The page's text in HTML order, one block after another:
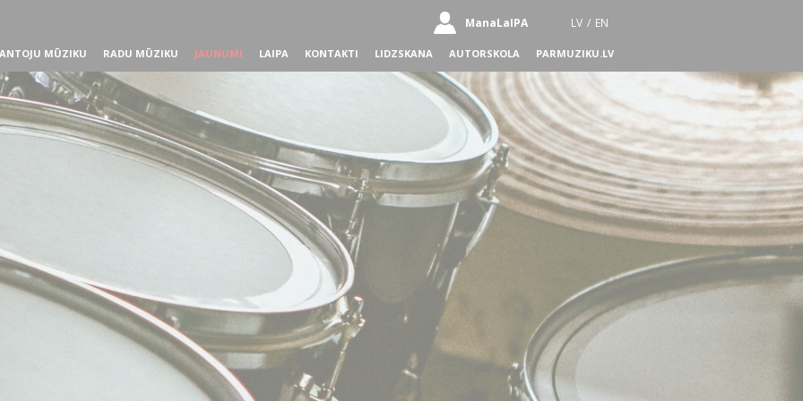
ManaLaIPA LV / EN
MŪZIKU RADU MŪZIKU JAUNUMI LAIPA KONTAKTI LIDZSKANA AUTORSKOLA PARMUZIKU.LV